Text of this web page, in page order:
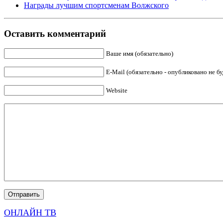
Награды лучшим спортсменам Волжского
Оставить комментарий
Ваше имя (обязательно)
E-Mail (обязательно - опубликовано не
Website
ОНЛАЙН ТВ